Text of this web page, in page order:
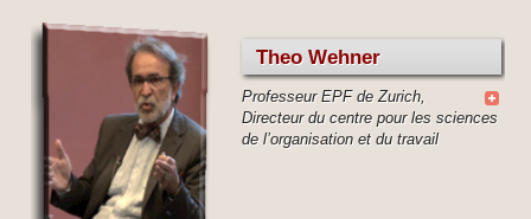
Theo Wehner
Professeur EPF de Zurich,
Directeur du centre pour les sciences
de l’organisation et du travail